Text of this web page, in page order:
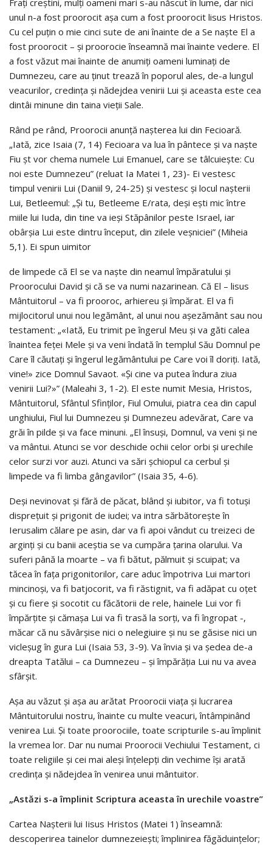
unul n-a fost proorocit aşa cum a fost proorocit lisus Hristos.
Cu cel puţin o mie cinci sute de ani înainte de a Se naşte El a
fost proorocit – şi proorocie înseamnă mai înainte vedere. El
a fost văzut mai înainte de anumiţi oameni luminaţi de
Dumnezeu, care au ţinut trează în poporul ales, de-a lungul
veacurilor, credinţa şi nădejdea venirii Lui şi aceasta este cea
dintâi minune din taina vieţii Sale.
Rând pe rând, Proorocii anunţă naşterea lui din Fecioară.
„Iată, zice Isaia (7, 14) Fecioara va lua în pântece şi va naşte
Fiu şt vor chema numele Lui Emanuel, care se tâlcuieşte: Cu
noi este Dumnezeu” (reluat Ia Matei 1, 23)- Ei vestesc
timpul venirii Lui (Daniil 9, 24-25) şi vestesc şi locul naşterii
Lui, Betleemul: „Şi tu, Betleeme E/rata, deşi eşti mic între
miile lui Iuda, din tine va ieşi Stăpânilor peste Israel, iar
obârşia Lui este dintru început, din zilele veşniciei” (Miheia
5,1). Ei spun uimitor
de limpede că El se va naşte din neamul împăratului şi
Proorocului David şi că se va numi nazarinean. Că El – lisus
Mântuitorul – va fi prooroc, arhiereu şi împărat. El va fi
mijlocitorul unui nou legământ, al unui nou aşezământ sau nou
testament: „«Iată, Eu trimit pe îngerul Meu şi va găti calea
înaintea feţei Mele şi va veni îndată în templul Său Domnul pe
Care îl căutaţi şi îngerul legământului pe Care voi îl doriţi. Iată,
vine!» zice Domnul Savaot. «Şi cine va putea îndura ziua
venirii Lui?»” (Maleahi 3, 1-2). El este numit Mesia, Hristos,
Mântuitorul, Sfântul Sfinţilor, Fiul Omului, piatra cea din capul
unghiului, Fiul lui Dumnezeu şi Dumnezeu adevărat, Care va
grăi în pilde şi va face minuni. „El însuşi, Domnul, va veni şi ne
va mântui. Atunci se vor deschide ochii celor orbi şi urechile
celor surzi vor auzi. Atunci va sări şchiopul ca cerbul şi
limpede va fi limba gângavilor” (Isaia 35, 4-6).
Deşi nevinovat și fără de păcat, blând şi iubitor, va fi totuşi
dispreţuit şi prigonit de iudei; va intra sărbătoreşte în
Ierusalim călare pe asin, dar va fi apoi vândut cu treizeci de
arginţi şi cu banii aceştia se va cumpăra ţarina olarului. Va
suferi până la moarte – va fi bătut, pălmuit şi scuipat; va
tăcea în faţa prigonitorilor, care aduc împotriva Lui martori
mincinoşi, va fi batjocorit, va fi răstignit, va fi adăpat cu oţet
şi cu fiere şi socotit cu făcătorii de rele, hainele Lui vor fi
împărţite şi cămaşa Lui va fi trasă la sorţi, va fi îngropat -,
măcar că nu săvârşise nici o nelegiuire şi nu se găsise nici un
vicleşug în gura Lui (Isaia 53, 3-9). Va învia şi va şedea de-a
dreapta Tatălui – ca Dumnezeu – şi împărăţia Lui nu va avea
sfârşit.
Aşa au văzut şi aşa au arătat Proorocii viaţa şi lucrarea
Mântuitorului nostru, înainte cu multe veacuri, întâmpinând
venirea Lui. Şi toate proorociile, toate scripturile s-au împlinit
la vremea lor. Dar nu numai Proorocii Vechiului Testament, ci
toate religiile şi cei mai aleşi înţelepţi din vechime îşi arată
credinţa şi nădejdea în venirea unui mântuitor.
„Astăzi s-a împlinit Scriptura aceasta în urechile voastre”
Cartea Naşterii lui Iisus Hristos (Matei 1) înseamnă:
descoperirea tainelor dumnezeieşti; împlinirea făgăduinţelor;